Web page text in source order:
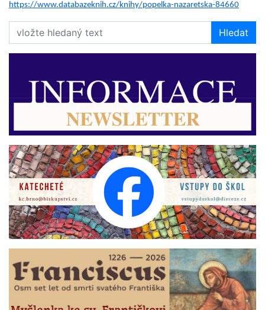
https://www.databazeknih.cz/knihy/popelka-nazaretska-84660
Hledat